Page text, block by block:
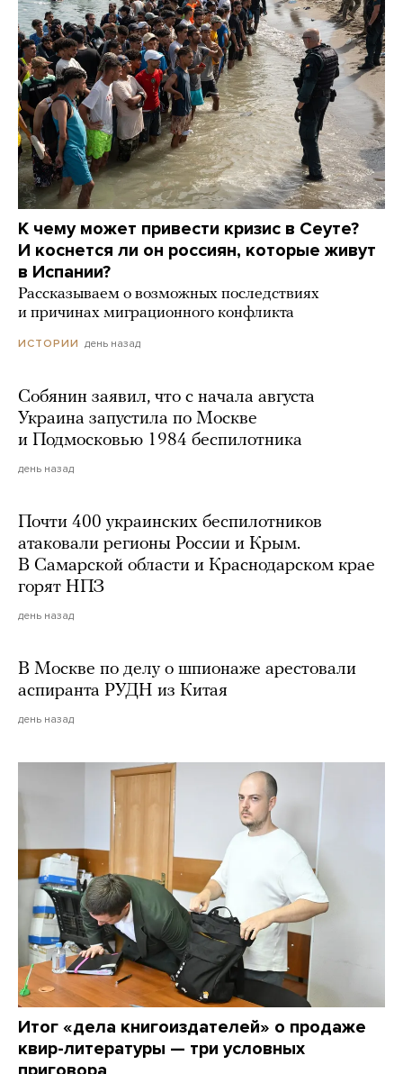
К чему может привести кризис в Сеуте?
И коснется ли он россиян, которые живут
в Испании?
Рассказываем о возможных последствиях
и причинах миграционного конфликта
ИСТОРИИ день назад
Собянин заявил, что с начала августа
Украина запустила по Москве
и Подмосковью 1984 беспилотника
день назад
Почти 400 украинских беспилотников
атаковали регионы России и Крым.
В Самарской области и Краснодарском крае
горят НПЗ
день назад
В Москве по делу о шпионаже арестовали
аспиранта РУДН из Китая
день назад
Итог «дела книгоиздателей» о продаже
квир-литературы — три условных